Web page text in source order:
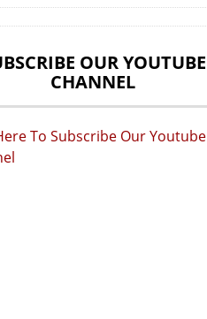
OUR YOUTUBE
CHANNEL
To Subscribe Our Youtube